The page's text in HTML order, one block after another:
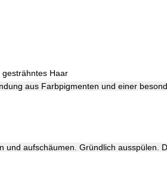
Haar
aus Farbpigmenten und einer
und aufschäumen. Gründlich